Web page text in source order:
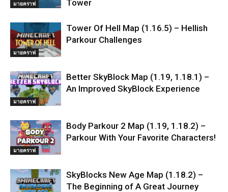
มายคราฟ Tower
มายคราฟ
Tower Of Hell Map (1.16.5) – Hellish
Parkour Challenges
มายคราฟ
Better SkyBlock Map (1.19, 1.18.1) –
An Improved SkyBlock Experience
มายคราฟ
Body Parkour 2 Map (1.19, 1.18.2) –
Parkour With Your Favorite Characters!
SkyBlocks New Age Map (1.18.2) –
The Beginning of A Great Journey